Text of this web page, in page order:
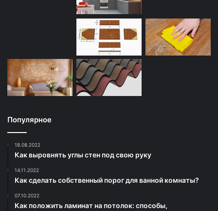
Популярное
18.08.2022
Как выровнять углы стен под свою руку
14.11.2022
Как сделать собственный порог для ванной комнаты?
07.10.2022
Как положить ламинат на потолок: способы,